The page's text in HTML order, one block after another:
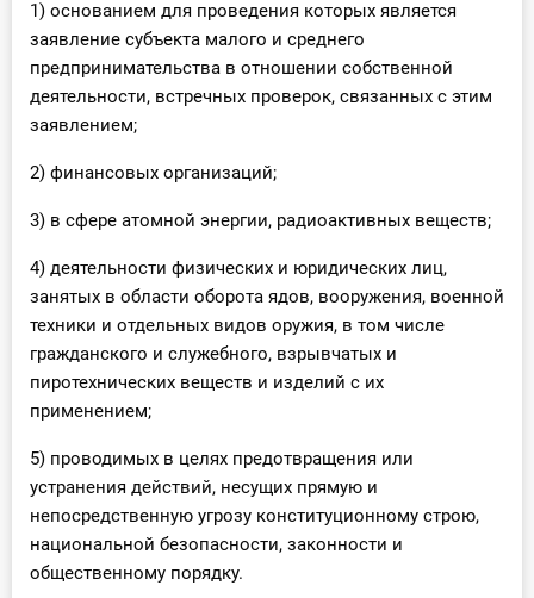
Учет по отраслям
Юридический помощник
Интернет-магазин
О Системе
Обучение
Тестирование для
бухгалтера
1) основанием для проведения которых является
заявление субъекта малого и среднего
предпринимательства в отношении собственной
деятельности, встречных проверок, связанных с этим
заявлением;
2) финансовых организаций;
3) в сфере атомной энергии, радиоактивных веществ;
4) деятельности физических и юридических лиц,
занятых в области оборота ядов, вооружения, военной
техники и отдельных видов оружия, в том числе
гражданского и служебного, взрывчатых и
пиротехнических веществ и изделий с их
применением;
5) проводимых в целях предотвращения или
устранения действий, несущих прямую и
непосредственную угрозу конституционному строю,
национальной безопасности, законности и
общественному порядку.